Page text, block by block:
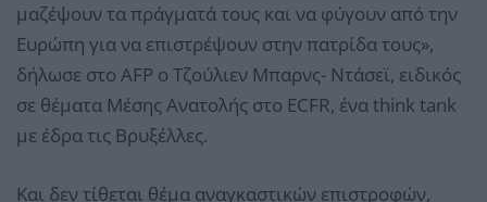
μαζέψουν τα πράγματά τους και να φύγουν από την
Ευρώπη για να επιστρέψουν στην πατρίδα τους»,
δήλωσε στο AFP ο Τζούλιεν Μπαρνς- Ντάσεϊ, ειδικός
σε θέματα Μέσης Ανατολής στο ECFR, ένα think tank
με έδρα τις Βρυξέλλες.
Και δεν τίθεται θέμα αναγκαστικών επιστροφών,